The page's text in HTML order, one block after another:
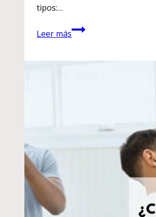
tipos:…
Leer más¿Qué
beneficios
tratamientos?